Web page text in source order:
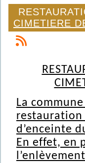
CIMETIERE
La
d’enceinte
En effet, en